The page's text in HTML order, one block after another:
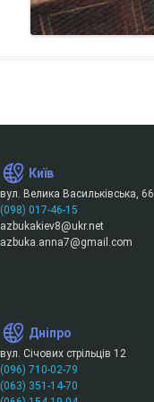
Київ
вул. Велика Васильківська, 66
(098) 017-46-15
azbukakiev8@ukr.net
azbuka.anna7@gmail.com
Дніпро
вул. Січових стрільців 12
(096) 710-02-79
(063) 351-14-70